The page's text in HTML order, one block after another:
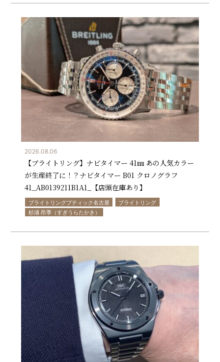
2026.08.06
【ブライトリング】ナビタイマー 41㎜ あの人気カラー
が生産終了に！？ナビタイマー B01 クロノグラフ
41_AB0139211B1A1_【店頭在庫あり】
ブライトリングブティック名古屋
ブライトリング
杉浦 昂季（すぎうらたかき）